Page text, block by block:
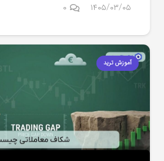
۱۴۰۵/۰۳/۰۵ ۰
آموزش ترید